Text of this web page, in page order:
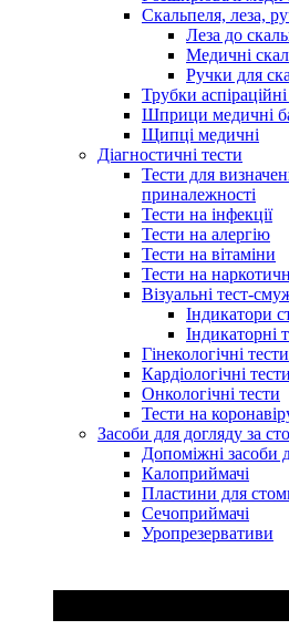
Скальпеля, леза,
Леза до
Медичні
Ручки для
Трубки
Шприци медичні
Щипці медичні
Діагностичні тести
Тести для
приналежності
Тести на інфекції
Тести на алергію
Тести на вітаміни
Тести на
Візуальні тест-
Індикатори
Індикаторні
Гінекологічні тести
Кардіологічні тести
Онкологічні тести
Тести на
Засоби для догляду за
Допоміжні засоби
Калоприймачі
Пластини для
Сечоприймачі
Уропрезервативи